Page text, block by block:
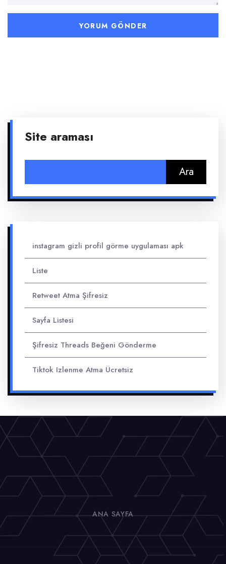
Site araması
instagram gizli profil görme uygulaması apk
Liste
Retweet Atma Şifresiz
Sayfa Listesi
Şifresiz Threads Beğeni Gönderme
Tiktok Izlenme Atma Ücretsiz
ANA SAYFA